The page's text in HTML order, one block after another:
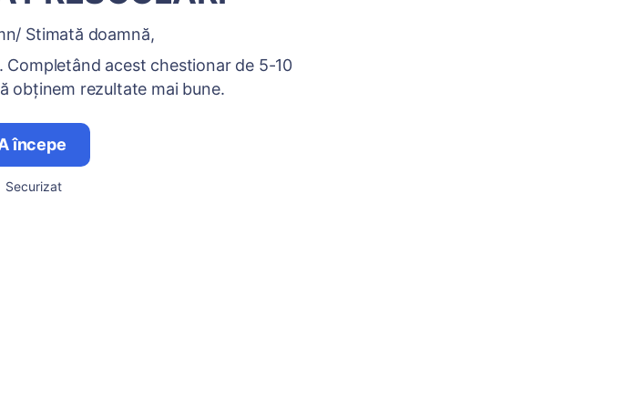
Stimată doamnă,
acest chestionar de 5-10
obținem rezultate mai bune.
începe
Securizat